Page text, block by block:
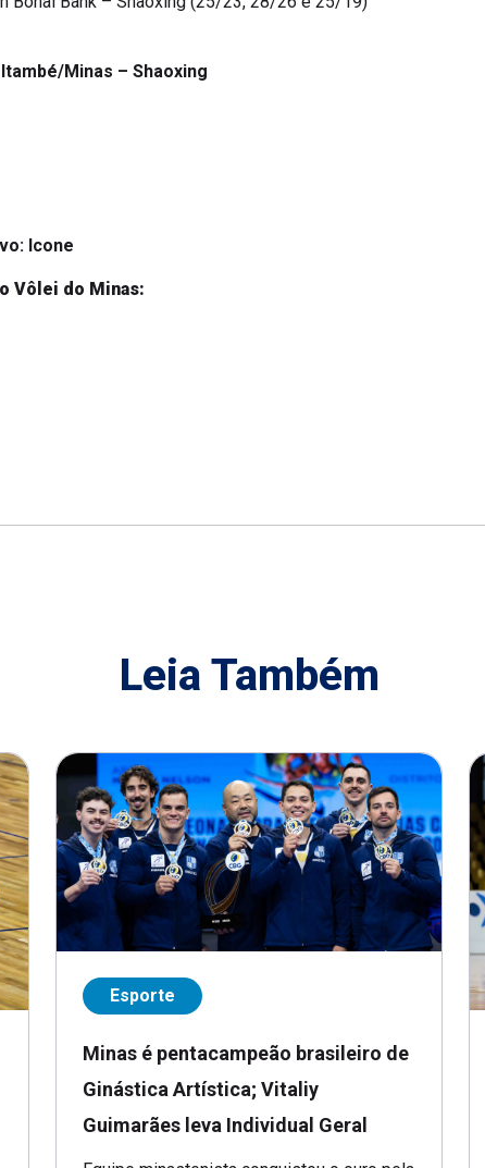
Minas – Shaoxing
Icone
Vôlei do Minas:
Leia Também
Esporte
Minas é pentacampeão brasileiro de
Ginástica Artística; Vitaliy
Guimarães leva Individual Geral